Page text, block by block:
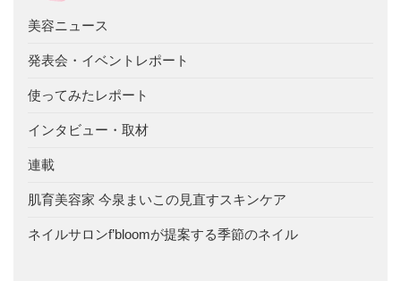
美容ニュース
発表会・イベントレポート
使ってみたレポート
インタビュー・取材
連載
肌育美容家 今泉まいこの見直すスキンケア
ネイルサロンf’bloomが提案する季節のネイル